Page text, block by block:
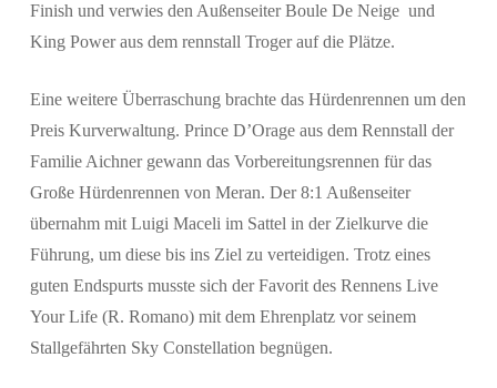
Finish und verwies den Außenseiter Boule De Neige und
King Power aus dem rennstall Troger auf die Plätze.
Eine weitere Überraschung brachte das Hürdenrennen um den
Preis Kurverwaltung. Prince D’Orage aus dem Rennstall der
Familie Aichner gewann das Vorbereitungsrennen für das
Große Hürdenrennen von Meran. Der 8:1 Außenseiter
übernahm mit Luigi Maceli im Sattel in der Zielkurve die
Führung, um diese bis ins Ziel zu verteidigen. Trotz eines
guten Endspurts musste sich der Favorit des Rennens Live
Your Life (R. Romano) mit dem Ehrenplatz vor seinem
Stallgefährten Sky Constellation begnügen.